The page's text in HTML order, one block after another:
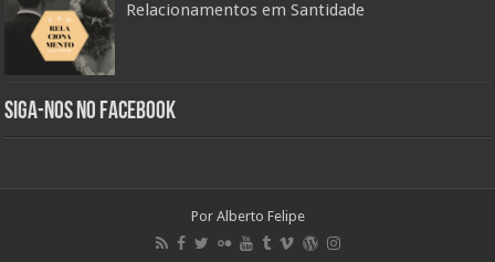
Relacionamentos em Santidade
Siga-nos no Facebook
Por Alberto Felipe